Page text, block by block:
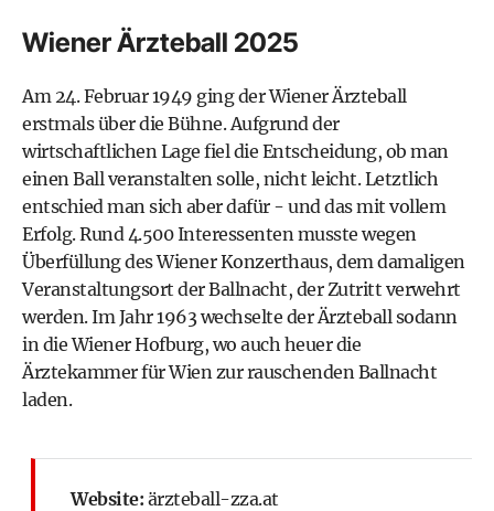
Wiener Ärzteball 2025
Am 24. Februar 1949 ging der Wiener Ärzteball
erstmals über die Bühne. Aufgrund der
wirtschaftlichen Lage fiel die Entscheidung, ob man
einen Ball veranstalten solle, nicht leicht. Letztlich
entschied man sich aber dafür - und das mit vollem
Erfolg. Rund 4.500 Interessenten musste wegen
Überfüllung desWiener Konzerthaus, dem damaligen
Veranstaltungsort der Ballnacht, der Zutritt verwehrt
werden. Im Jahr 1963 wechselte der Ärzteball sodann
in die Wiener Hofburg, wo auch heuer die
Ärztekammerfür Wien zur rauschenden Ballnacht
laden.
Website: ärzteball-zza.at